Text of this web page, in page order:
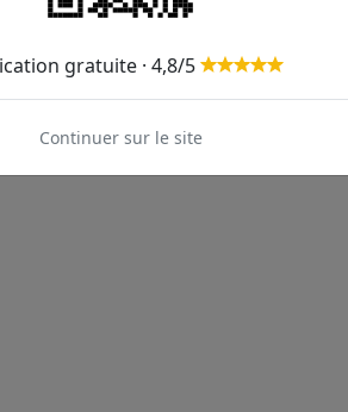
gratuite · 4,8/5
Continuer sur le site